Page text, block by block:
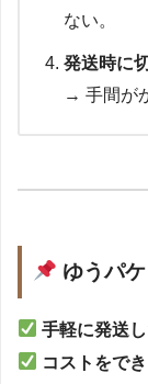
ない。
発送時に
→ 手間が
ゆうパ
手軽に発送
コストをで